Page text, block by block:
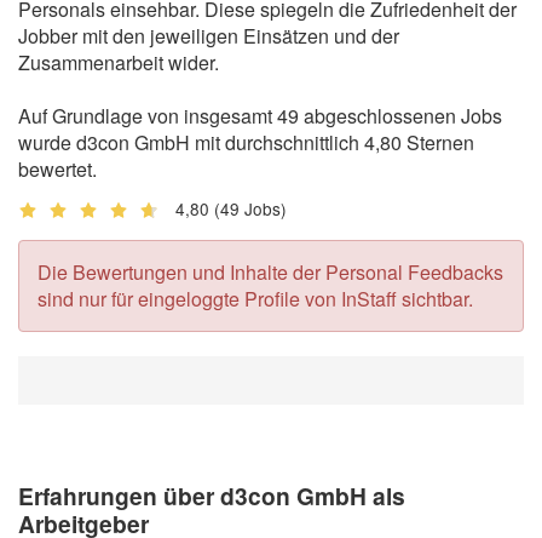
Personals einsehbar. Diese spiegeln die Zufriedenheit der
Jobber mit den jeweiligen Einsätzen und der
Zusammenarbeit wider.
Auf Grundlage von insgesamt 49 abgeschlossenen Jobs
wurde d3con GmbH mit durchschnittlich 4,80 Sternen
bewertet.
4,80 (49 Jobs)
Die Bewertungen und Inhalte der Personal Feedbacks
sind nur für eingeloggte Profile von InStaff sichtbar.
Erfahrungen über d3con GmbH als
Arbeitgeber